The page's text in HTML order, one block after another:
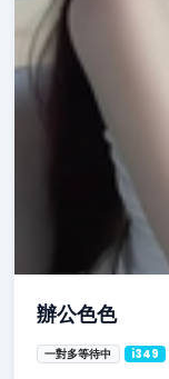
辦公色色
一對多等待中 i349